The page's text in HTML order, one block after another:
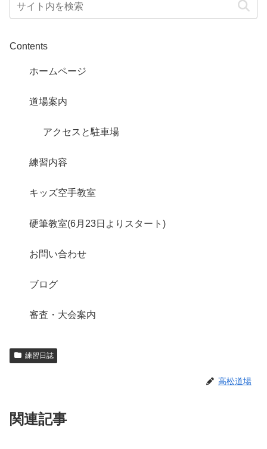
Contents
ホームページ
道場案内
アクセスと駐車場
練習内容
キッズ空手教室
硬筆教室(6月23日よりスタート)
お問い合わせ
ブログ
審査・大会案内
練習日誌
高松道場
関連記事